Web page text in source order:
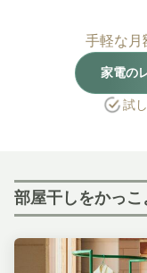
手軽な月
家電の
試
部屋干しをかっ